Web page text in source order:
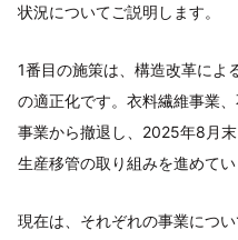
状況についてご説明します。
1番目の施策は、構造改革によ
の適正化です。衣料繊維事業
事業から撤退し、2025年8月
生産移管の取り組みを進めてい
現在は、それぞれの事業につ